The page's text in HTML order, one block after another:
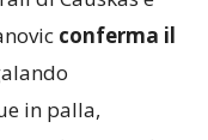
di Causkas e
in palla,